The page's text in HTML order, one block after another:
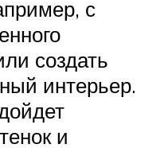
с
создать
интерьер.
и